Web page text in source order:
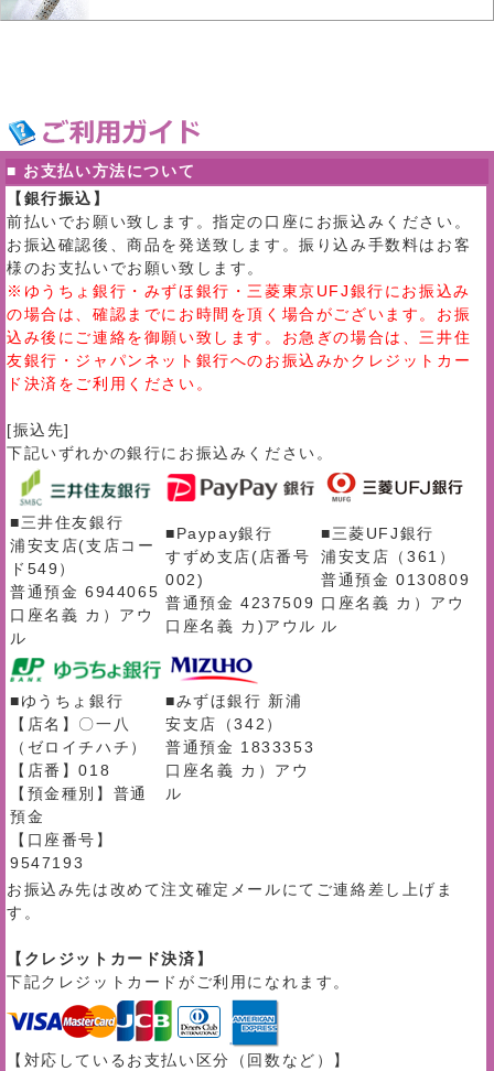
■ お支払い方法について
【銀行振込】
前払いでお願い致します。指定の口座にお振込みください。
お振込確認後、商品を発送致します。振り込み手数料はお客
様のお支払いでお願い致します。
※ゆうちょ銀行・みずほ銀行・三菱東京UFJ銀行にお振込み
の場合は、確認までにお時間を頂く場合がございます。お振
込み後にご連絡を御願い致します。お急ぎの場合は、三井住
友銀行・ジャパンネット銀行へのお振込みかクレジットカー
ド決済をご利用ください。
[振込先]
下記いずれかの銀行にお振込みください。
■三井住友銀行
浦安支店(支店コー
ド549）
普通預金 6944065
口座名義 カ）アウ
ル
■Paypay銀行
すずめ支店(店番号
002)
普通預金 4237509
口座名義 カ)アウル
■三菱UFJ銀行
浦安支店（361）
普通預金 0130809
口座名義 カ）アウ
ル
■ゆうちょ銀行
【店名】〇一八
（ゼロイチハチ）
【店番】018
【預金種別】普通
預金
【口座番号】
9547193
■みずほ銀行 新浦
安支店（342）
普通預金 1833353
口座名義 カ）アウ
ル
お振込み先は改めて注文確定メールにてご連絡差し上げま
す。
【クレジットカード決済】
下記クレジットカードがご利用になれます。
【対応しているお支払い区分（回数など）】